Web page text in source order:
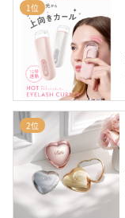
1位
2位